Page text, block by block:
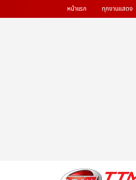
หน้าแรก ทุกงานแสดง